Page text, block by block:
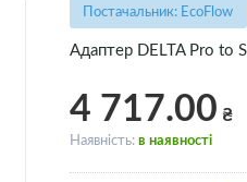
Постачальник: EcoFlow
Адаптер DELTA Pro to
4 717.00 ₴
Наявність:в наявності